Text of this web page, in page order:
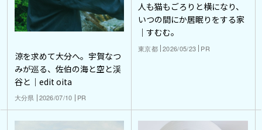
涼を求めて大分へ。宇賀なつ
みが巡る、佐伯の海と空と渓
谷と｜edit oita
大分県 2026/07/10 PR
人も猫もごろりと横になり、
いつの間にか居眠りをする家
｜すむむ。
東京都 2026/05/23 PR